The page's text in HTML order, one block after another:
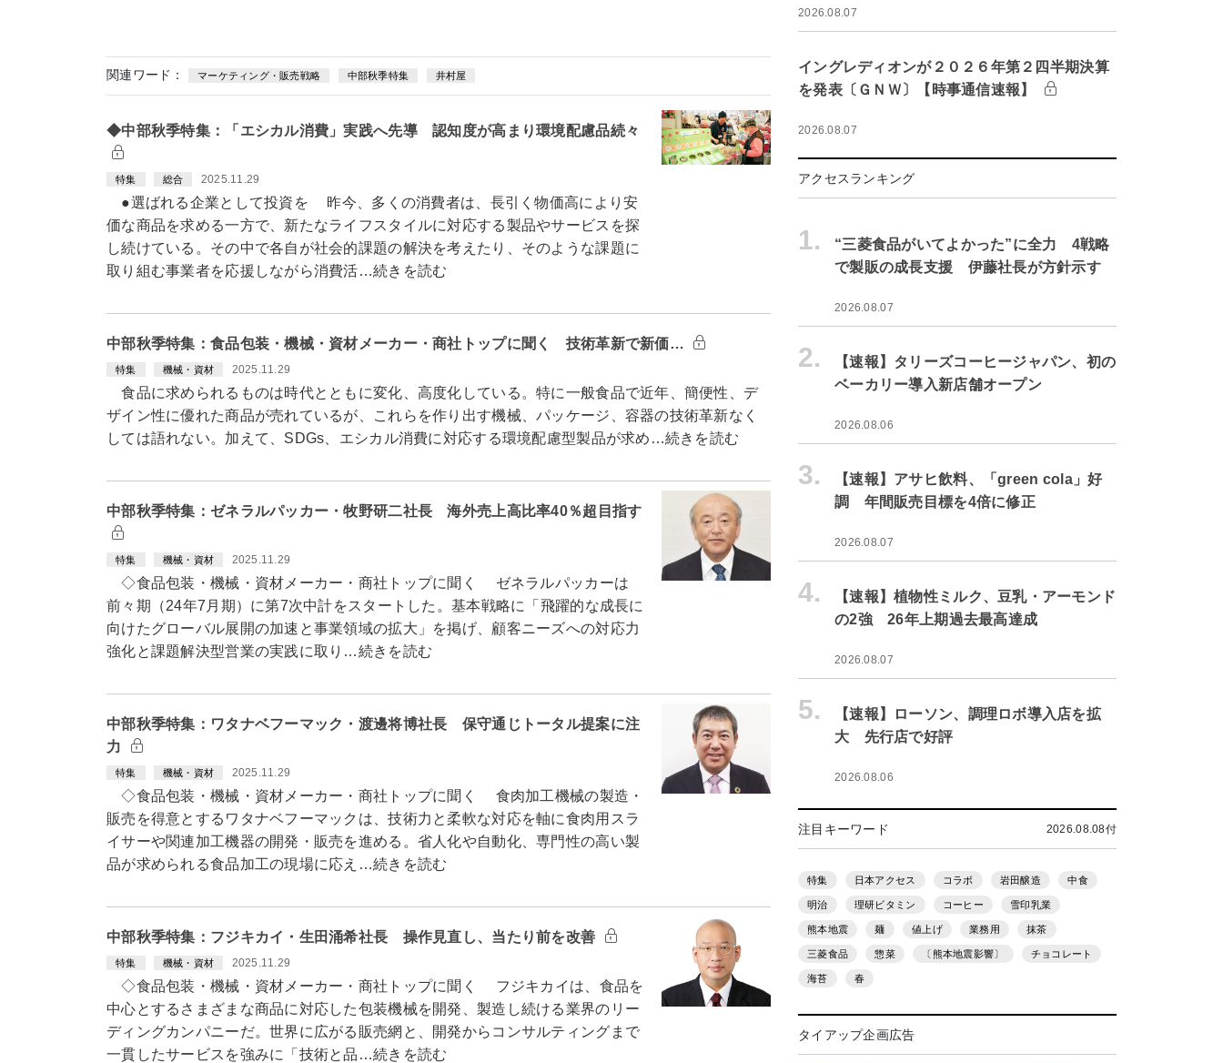
関連ワード： マーケティング・販売戦略 中部秋季特集 井村屋
◆中部秋季特集：「エシカル消費」実践へ先導 認知度が高まり環境配慮品続々
特集 総合 2025.11.29
●選ばれる企業として投資を 昨今、多くの消費者は、長引く物価高により安
価な商品を求める一方で、新たなライフスタイルに対応する製品やサービスを探
し続けている。その中で各自が社会的課題の解決を考えたり、そのような課題に
取り組む事業者を応援しながら消費活…続きを読む
中部秋季特集：食品包装・機械・資材メーカー・商社トップに聞く 技術革新で新価…
特集 機械・資材 2025.11.29
食品に求められるものは時代とともに変化、高度化している。特に一般食品で近年、簡便性、デ
ザイン性に優れた商品が売れているが、これらを作り出す機械、パッケージ、容器の技術革新なく
しては語れない。加えて、SDGs、エシカル消費に対応する環境配慮型製品が求め…続きを読む
中部秋季特集：ゼネラルパッカー・牧野研二社長 海外売上高比率40％超目指す
特集 機械・資材 2025.11.29
◇食品包装・機械・資材メーカー・商社トップに聞く ゼネラルパッカーは
前々期（24年7月期）に第7次中計をスタートした。基本戦略に「飛躍的な成長に
向けたグローバル展開の加速と事業領域の拡大」を掲げ、顧客ニーズへの対応力
強化と課題解決型営業の実践に取り…続きを読む
中部秋季特集：ワタナベフーマック・渡邊将博社長 保守通じトータル提案に注
力
特集 機械・資材 2025.11.29
◇食品包装・機械・資材メーカー・商社トップに聞く 食肉加工機械の製造・
販売を得意とするワタナベフーマックは、技術力と柔軟な対応を軸に食肉用スラ
イサーや関連加工機器の開発・販売を進める。省人化や自動化、専門性の高い製
品が求められる食品加工の現場に応え…続きを読む
中部秋季特集：フジキカイ・生田涌希社長 操作見直し、当たり前を改善
特集 機械・資材 2025.11.29
◇食品包装・機械・資材メーカー・商社トップに聞く フジキカイは、食品を
中心とするさまざまな商品に対応した包装機械を開発、製造し続ける業界のリー
ディングカンパニーだ。世界に広がる販売網と、開発からコンサルティングまで
一貫したサービスを強みに「技術と品…続きを読む
2026.08.07
イングレディオンが２０２６年第２四半期決算
を発表〔ＧＮＷ〕【時事通信速報】
2026.08.07
アクセスランキング
1.
“三菱食品がいてよかった”に全力 4戦略
で製販の成長支援 伊藤社長が方針示す
2026.08.07
2.
【速報】タリーズコーヒージャパン、初の
ベーカリー導入新店舗オープン
2026.08.06
3.
【速報】アサヒ飲料、「green cola」好
調 年間販売目標を4倍に修正
2026.08.07
4.
【速報】植物性ミルク、豆乳・アーモンド
の2強 26年上期過去最高達成
2026.08.07
5.
【速報】ローソン、調理ロボ導入店を拡
大 先行店で好評
2026.08.06
注目キーワード 2026.08.08付
特集 日本アクセス コラボ 岩田醸造 中食
明治 理研ビタミン コーヒー 雪印乳業
熊本地震 麺 値上げ 業務用 抹茶
三菱食品 惣菜 〔熊本地震影響〕 チョコレート
海苔 春
タイアップ企画広告